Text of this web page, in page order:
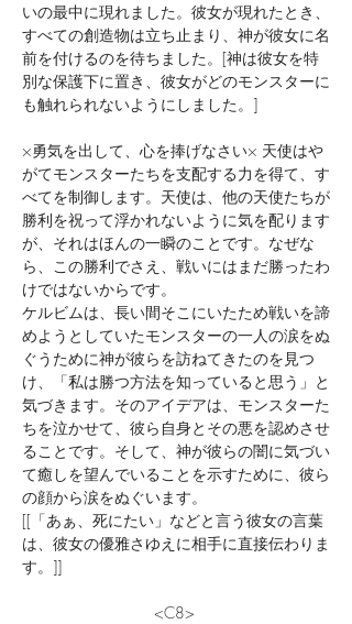
いの最中に現れました。彼女が現れたとき、
すべての創造物は立ち止まり、神が彼女に名
前を付けるのを待ちました。[神は彼女を特
別な保護下に置き、彼女がどのモンスターに
も触れられないようにしました。]
×勇気を出して、心を捧げなさい× 天使はや
がてモンスターたちを支配する力を得て、す
べてを制御します。天使は、他の天使たちが
勝利を祝って浮かれないように気を配ります
が、それはほんの一瞬のことです。なぜな
ら、この勝利でさえ、戦いにはまだ勝ったわ
けではないからです。
ケルビムは、長い間そこにいたため戦いを諦
めようとしていたモンスターの一人の涙をぬ
ぐうために神が彼らを訪ねてきたのを見つ
け、「私は勝つ方法を知っていると思う」と
気づきます。そのアイデアは、モンスターた
ちを泣かせて、彼ら自身とその悪を認めさせ
ることです。そして、神が彼らの闇に気づい
て癒しを望んでいることを示すために、彼ら
の顔から涙をぬぐいます。
[[「あぁ、死にたい」などと言う彼女の言葉
は、彼女の優雅さゆえに相手に直接伝わりま
す。]]
			<C8>